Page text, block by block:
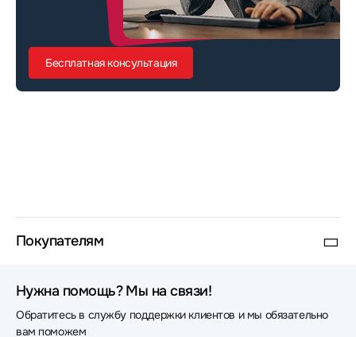
Бесплатная консультация
Покупателям
Нужна помощь? Мы на связи!
Обратитесь в службу поддержки клиентов и мы обязательно
вам поможем